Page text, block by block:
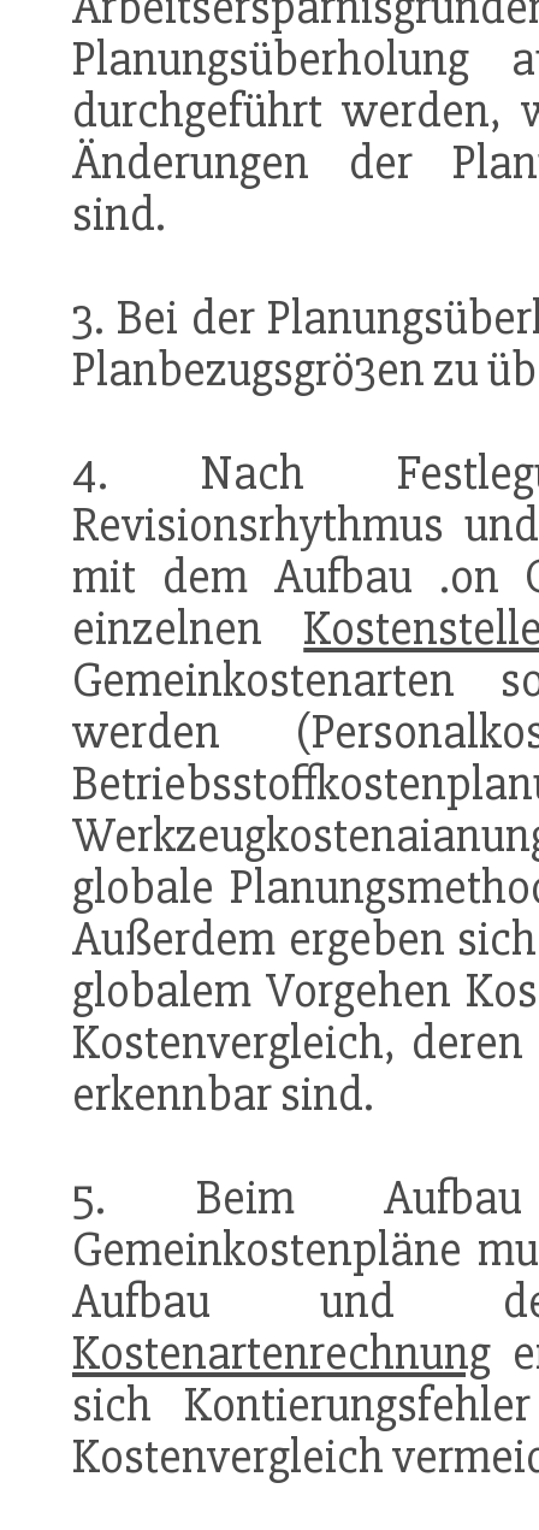
durchgeführt werden,
Änderungen der
sind.
3. Bei der
Planbezugsgrö3en zu
4. Nach
Revisionsrhythmus
mit dem Aufbau .on
einzelnen
Gemeinkostenarten
werden
globale
Außerdem ergeben
globalem Vorgehen
Kostenvergleich,
erkennbar sind.
5. Beim Aufbau
Gemeinkostenpläne
Aufbau und
Kostenartenrechnung
sich
Kostenvergleich